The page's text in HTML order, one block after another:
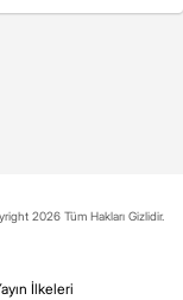
2026 Tüm Hakları Gizlidir.
İlkeleri